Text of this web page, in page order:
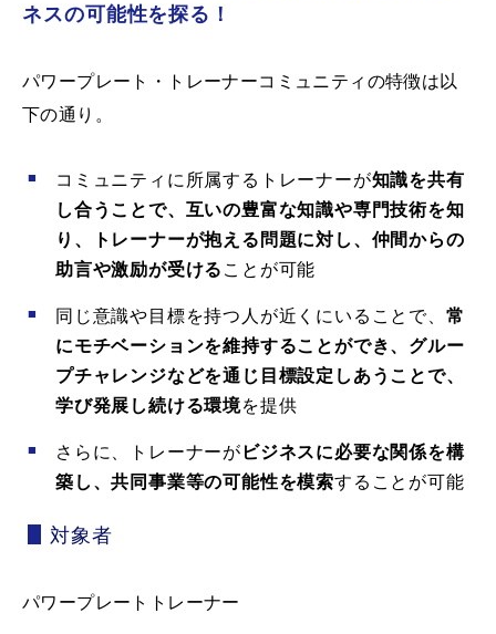
ネスの可能性を探る！
パワープレート・トレーナーコミュニティの特徴は以
下の通り。
コミュニティに所属するトレーナーが知識を共有
し合うことで、互いの豊富な知識や専門技術を知
り、トレーナーが抱える問題に対し、仲間からの
助言や激励が受ける ことが可能
同じ意識や目標を持つ人が近くにいることで、 常
にモチベーションを維持することができ、グルー
プチャレンジなどを通じ目標設定しあうことで、
学び発展し続ける環境を提供
さらに、トレーナーが ビジネスに必要な関係を構
築し、共同事業等の可能性を模索することが可能
対象者
パワープレートトレーナー